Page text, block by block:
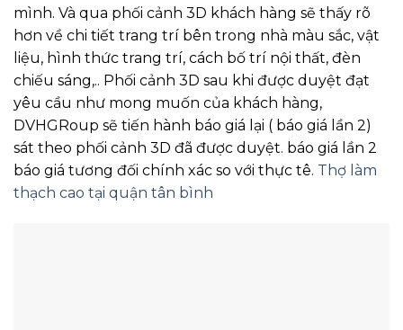
mình. Và qua phối cảnh 3D khách hàng sẽ thấy rõ
hơn về chi tiết trang trí bên trong nhà màu sắc, vật
liệu, hình thức trang trí, cách bố trí nội thất, đèn
chiếu sáng,.. Phối cảnh 3D sau khi được duyệt đạt
yêu cầu như mong muốn của khách hàng,
DVHGRoup sẽ tiến hành báo giá lại ( báo giá lần 2)
sát theo phối cảnh 3D đã được duyệt. báo giá lần 2
báo giá tương đối chính xác so với thực tê. Thợ làm
thạch cao tại quận tân bình